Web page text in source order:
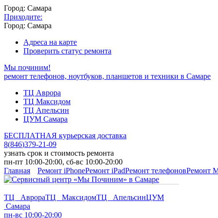
Город: Самара
Приходите:
Город: Самара
Адреса на карте
Проверить статус ремонта
Мы починим!
ремонт телефонов, ноутбуков, планшетов и техники в Самаре
ТЦ Аврора
ТЦ Максидом
ТЦ Апельсин
ЦУМ Самара
БЕСПЛАТНАЯ курьерская доставка
8(846)379-21-09
узнать срок и стоимость ремонта
пн-пт 10:00-20:00, сб-вс 10:00-20:00
Главная
Ремонт iPhoneРемонт iPadРемонт телефоновРемонт
ТЦ АврораТЦ МаксидомТЦ АпельсинЦУМ
Самара
пн-вс 10:00-20:00